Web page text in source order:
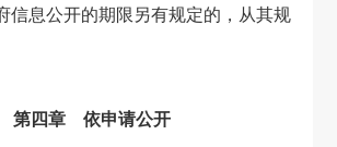
信息公开的期限另有规定的，从其规
第四章 依申请公开